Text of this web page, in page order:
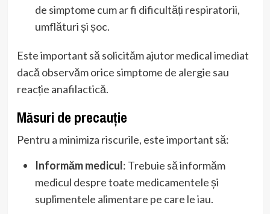
de simptome cum ar fi dificultăți respiratorii,
umflături și șoc.
Este important să solicităm ajutor medical imediat
dacă observăm orice simptome de alergie sau
reacție anafilactică.
Măsuri de precauție
Pentru a minimiza riscurile, este important să:
Informăm medicul: Trebuie să informăm
medicul despre toate medicamentele și
suplimentele alimentare pe care le iau.